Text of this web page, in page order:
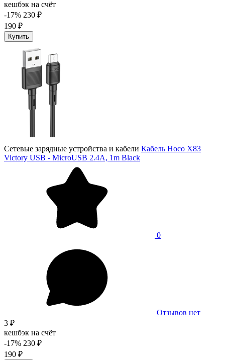
кешбэк на счёт
-17% 230 ₽
190 ₽
Купить
Сетевые зарядные устройства и кабели Кабель Hoco X83
Victory USB - MicroUSB 2.4A, 1m Black
0
Отзывов нет
3 ₽
кешбэк на счёт
-17% 230 ₽
190 ₽